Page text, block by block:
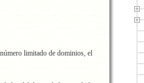
limitado de dominios, el